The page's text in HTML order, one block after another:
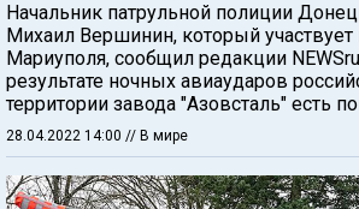
Начальник патрульной полиции
Михаил Вершинин, который
Мариуполя, сообщил редакции
результате ночных авиаударов
территории завода "Азовсталь" есть
28.04.2022 14:00 // В мире